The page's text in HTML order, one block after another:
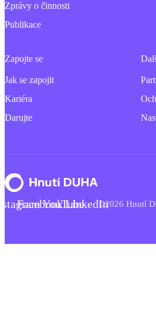
Zprávy o činnosti
Publikace
Zapojte se
Jak se zapojit
Kariéra
Darujte
FacebookYouTubeLinkedIn©2026 Hnutí